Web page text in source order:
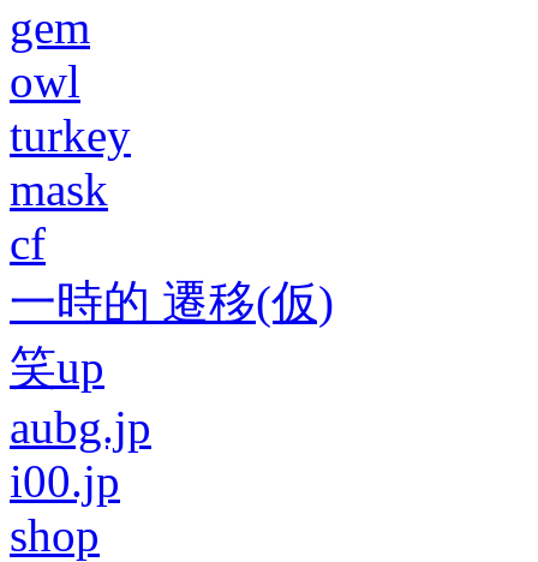
gem
owl
turkey
mask
cf
一時的 遷移(仮)
笑up
aubg.jp
i00.jp
shop